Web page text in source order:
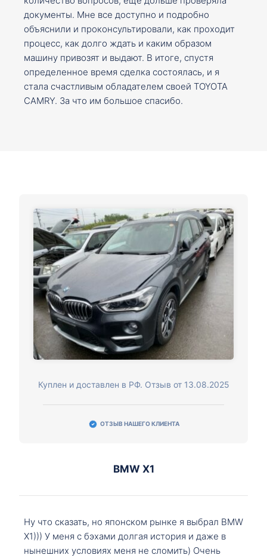
документы. Мне все доступно и подробно
объяснили и проконсультировали, как проходит
процесс, как долго ждать и каким образом
машину привозят и выдают. В итоге, спустя
определенное время сделка состоялась, и я
стала счастливым обладателем своей TOYOTA
CAMRY. За что им большое спасибо.
Куплен и доставлен в РФ. Отзыв от 13.08.2025
ОТЗЫВ НАШЕГО КЛИЕНТА
BMW X1
Ну что сказать, но японском рынке я выбрал BMW
X1))) У меня с бэхами долгая история и даже в
нынешних условиях меня не сломить) Очень